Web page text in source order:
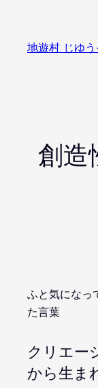
地遊村 じゆ
創造
ふと気になっ
た言葉
クリエー
から生ま